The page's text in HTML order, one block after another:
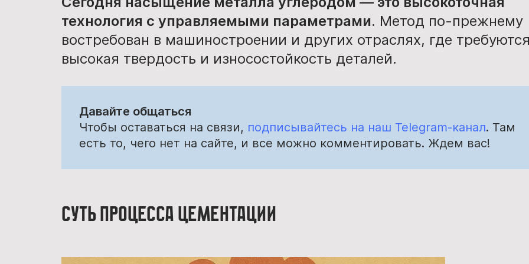
технология с управляемыми параметрами. Метод по-прежнему
востребован в машиностроении и других отраслях, где
высокая твердость и износостойкость деталей.
Давайте общаться
Чтобы оставаться на связи, подписывайтесь на наш Telegram-канал. Там
есть то, чего нет на сайте, и все можно комментировать. Ждем вас!
Суть процесса цементации